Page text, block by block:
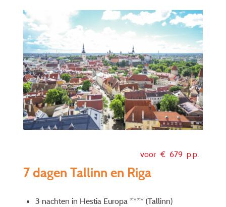
voor € 679 p.p.
7 dagen Tallinn en Riga
3 nachten in Hestia Europa **** (Tallinn)